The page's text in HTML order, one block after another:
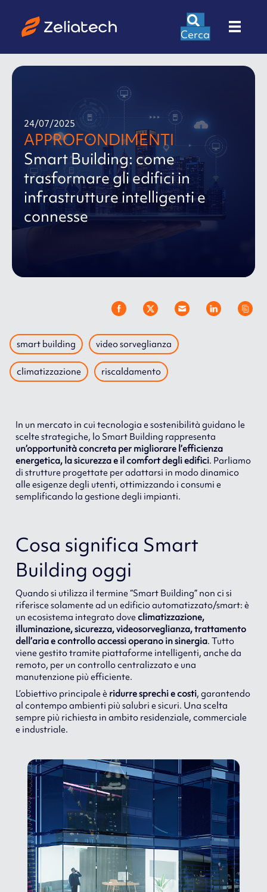
Cerca
24/07/2025
APPROFONDIMENTI
Smart Building: come
trasformare gli edifici in
infrastrutture intelligenti e
connesse
smart building video sorveglianza
climatizzazione riscaldamento
In un mercato in cui tecnologia e sostenibilità guidano le
scelte strategiche, lo Smart Building rappresenta
un’opportunità concreta per migliorare l’efficienza
energetica, la sicurezza e il comfort degli edifici. Parliamo
di strutture progettate per adattarsi in modo dinamico
alle esigenze degli utenti, ottimizzando i consumi e
semplificando la gestione degli impianti.
Cosa significa Smart
Building oggi
Quando si utilizza il termine “Smart Building” non ci si
riferisce solamente ad un edificio automatizzato/smart: è
un ecosistema integrato dove climatizzazione,
illuminazione, sicurezza, videosorveglianza, trattamento
dell’aria e controllo accessi operano in sinergia. Tutto
viene gestito tramite piattaforme intelligenti, anche da
remoto, per un controllo centralizzato e una
manutenzione più efficiente.
L’obiettivo principale è ridurre sprechi e costi, garantendo
al contempo ambienti più salubri e sicuri. Una scelta
sempre più richiesta in ambito residenziale, commerciale
e industriale.